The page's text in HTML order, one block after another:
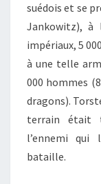
suédois et se
Jankowitz), à
impériaux, 5
à une telle
000 hommes
dragons).
terrain était
l’ennemi qui
bataille.